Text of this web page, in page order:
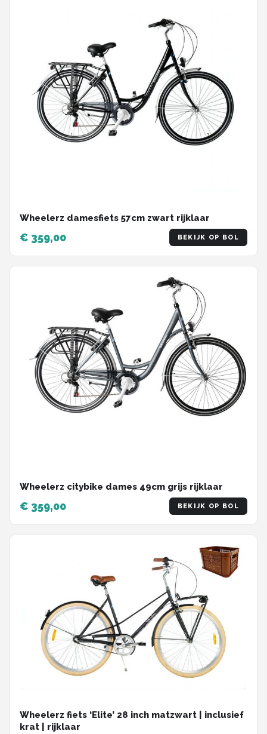
Wheelerz damesfiets 57cm zwart rijklaar
€ 359,00 BEKIJK OP BOL
Wheelerz citybike dames 49cm grijs rijklaar
€ 359,00 BEKIJK OP BOL
Wheelerz fiets ‘Elite’ 28 inch matzwart | inclusief
krat | rijklaar